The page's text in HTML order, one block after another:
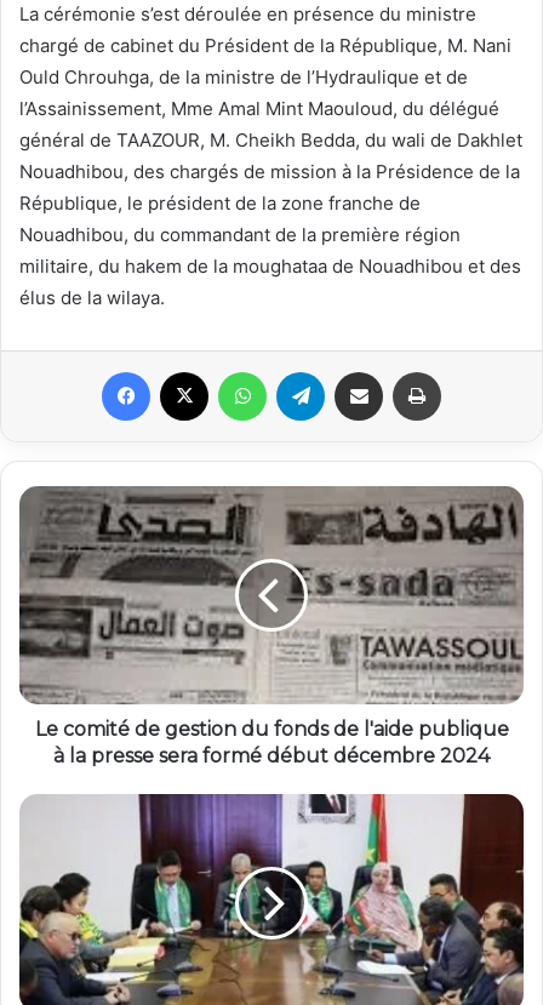
La cérémonie s’est déroulée en présence du ministre
chargé de cabinet du Président de la République, M. Nani
Ould Chrouhga, de la ministre de l’Hydraulique et de
l’Assainissement, Mme Amal Mint Maouloud, du délégué
général de TAAZOUR, M. Cheikh Bedda, du wali de Dakhlet
Nouadhibou, des chargés de mission à la Présidence de la
République, le président de la zone franche de
Nouadhibou, du commandant de la première région
militaire, du hakem de la moughataa de Nouadhibou et des
élus de la wilaya.
Facebook WhatsAppTelegram Partager par email
Le comité de gestion du fonds de l'aide publique
à la presse sera formé début décembre 2024